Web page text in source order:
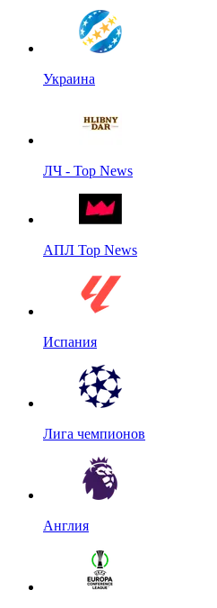
Украина
ЛЧ - Top News
АПЛ Top News
Испания
Лига чемпионов
Англия